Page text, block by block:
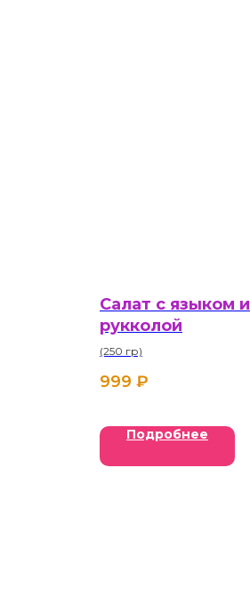
Салат с языком и
рукколой
(250 гр)
999 ₽
Подробнее